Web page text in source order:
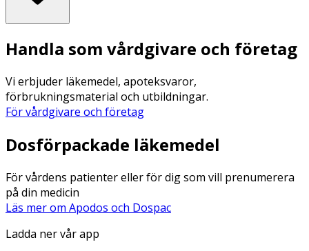
Handla som vårdgivare och företag
Vi erbjuder läkemedel, apoteksvaror,
förbrukningsmaterial och utbildningar.
För vårdgivare och företag
Dosförpackade läkemedel
För vårdens patienter eller för dig som vill prenumerera
på din medicin
Läs mer om Apodos och Dospac
Ladda ner vår app